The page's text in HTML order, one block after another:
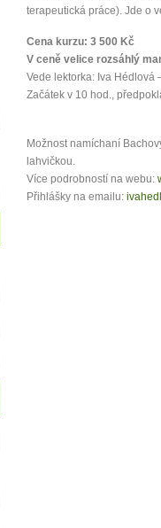
terapeutická práce). Jde o
Cena kurzu: 3 500 Kč
V ceně velice rozsáhlý
Vede lektorka: Iva Hédlová
Začátek v 10 hod.,
Možnost namíchaní
lahvičkou.
Více podrobností na webu:
Přihlášky na emailu: